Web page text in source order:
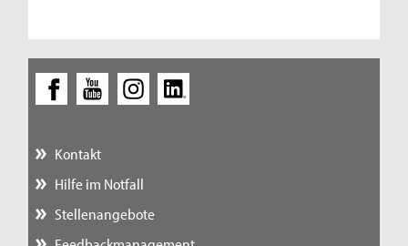
Kontakt
Hilfe im Notfall
Stellenangebote